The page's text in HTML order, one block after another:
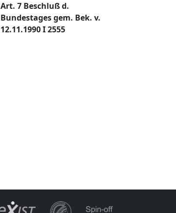
Art. 7 Beschluß d.
Bundestages gem. Bek. v.
12.11.1990 I 2555